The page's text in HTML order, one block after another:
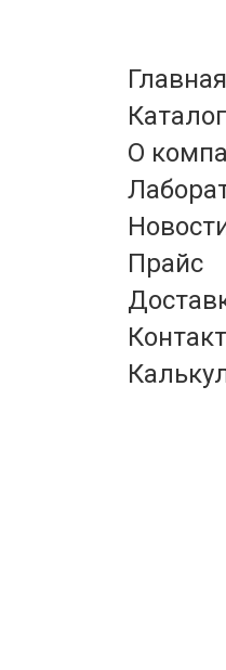
Главная
Каталог
О
Прайс